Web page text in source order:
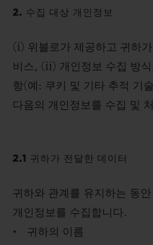
2. 수집 대상 개인정보
(i) 위블로가 제공하고 귀하
비스, (ii) 개인정보 수집 방
항(예: 쿠키 및 기타 추적 기
다음의 개인정보를 수집 및
2.1 귀하가 전달한 데이터
귀하와 관계를 유지하는 동
개인정보를 수집합니다.
• 귀하의 이름